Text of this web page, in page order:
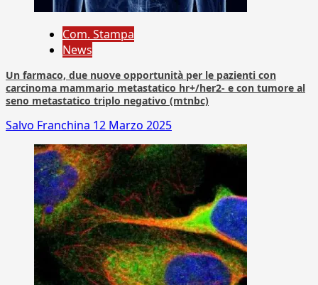
Com. Stampa
News
Un farmaco, due nuove opportunità per le pazienti con
carcinoma mammario metastatico hr+/her2- e con tumore al
seno metastatico triplo negativo (mtnbc)
Salvo Franchina 12 Marzo 2025